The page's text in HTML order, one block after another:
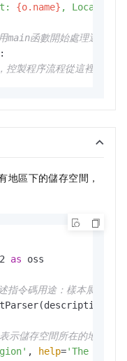
{o.name} , Location:
函數開始處理邏輯
:
製程序流程從這裡開始
地區下的儲存空間，
as oss
令碼用途：樣本展示如何
儲存空間所在的地區，必
, help='The